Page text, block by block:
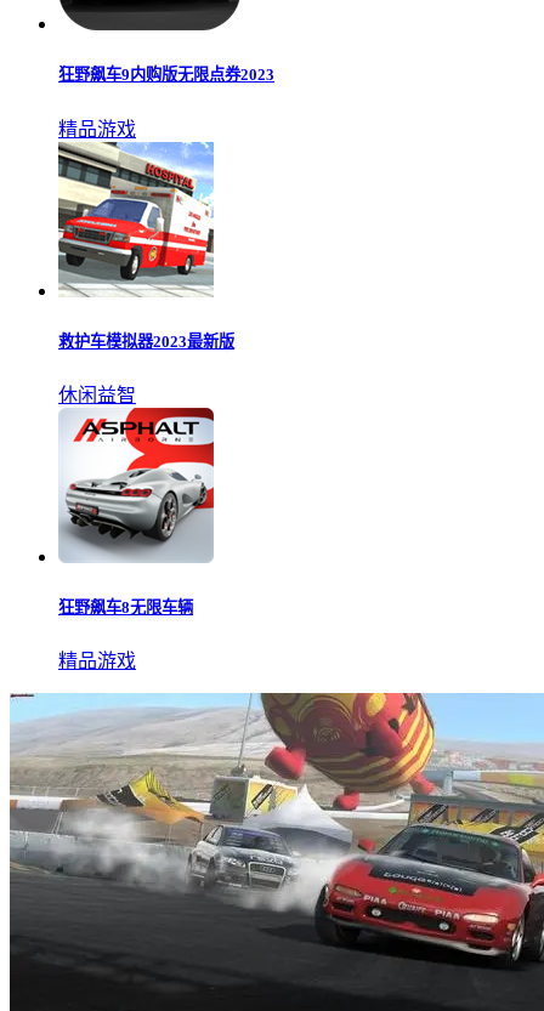
狂野飙车9内购版无限点券2023
精品游戏
救护车模拟器2023最新版
休闲益智
狂野飙车8无限车辆
精品游戏